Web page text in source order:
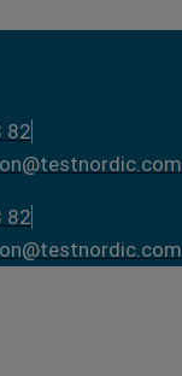
82
82